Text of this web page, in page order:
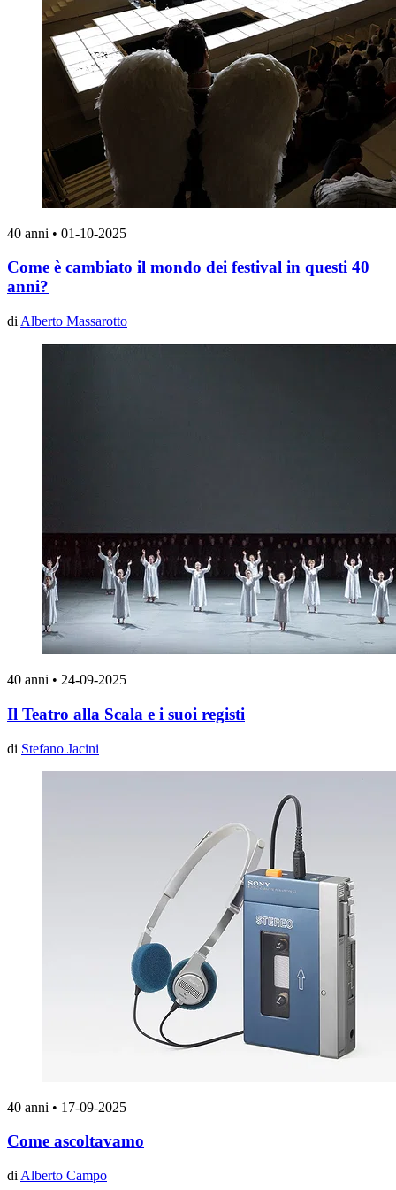
40 anni • 01-10-2025
Come è cambiato il mondo dei festival in questi 40
anni?
di Alberto Massarotto
40 anni • 24-09-2025
Il Teatro alla Scala e i suoi registi
di Stefano Jacini
40 anni • 17-09-2025
Come ascoltavamo
di Alberto Campo